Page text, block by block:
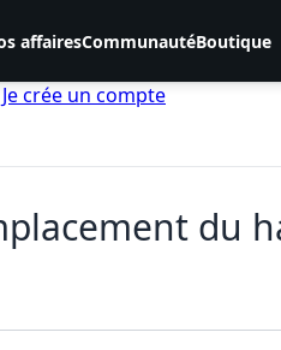
affairesCommunautéBoutique
Je crée un compte
du